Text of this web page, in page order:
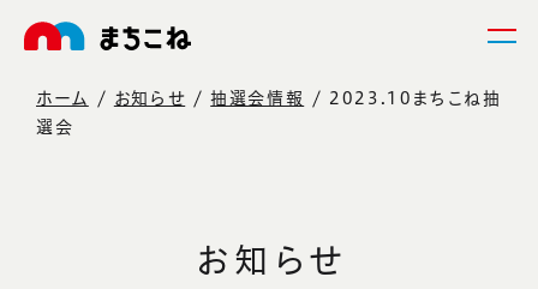
ホーム お知らせ 抽選会情報
2023.10まちこね抽
選会
お知らせ